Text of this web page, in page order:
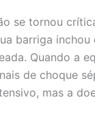
se tornou
barriga
Quando a
de choque
mas a